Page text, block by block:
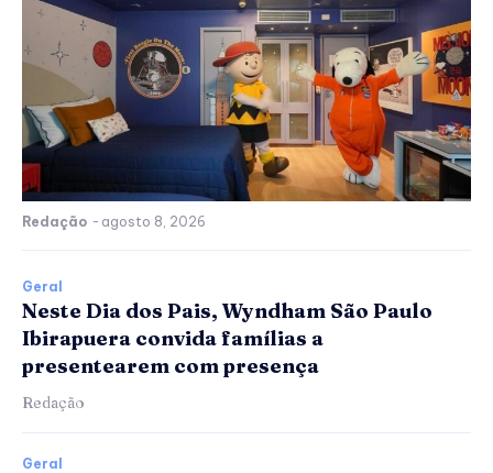
Redação - agosto 8, 2026
Geral
Neste Dia dos Pais, Wyndham São Paulo
Ibirapuera convida famílias a
presentearem com presença
Redação
Geral